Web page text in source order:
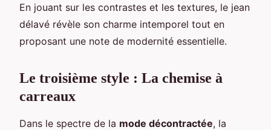
En jouant sur les contrastes et les textures, le jean
délavé révèle son charme intemporel tout en
proposant une note de modernité essentielle.
Le troisième style : La chemise à
carreaux
Dans le spectre de la mode décontractée, la